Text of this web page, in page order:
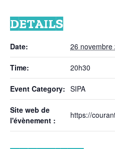
DETAILS
Date: 26 novembre
Time: 20h30
Event Category: SIPA
Site web de
l'évènement :
https://